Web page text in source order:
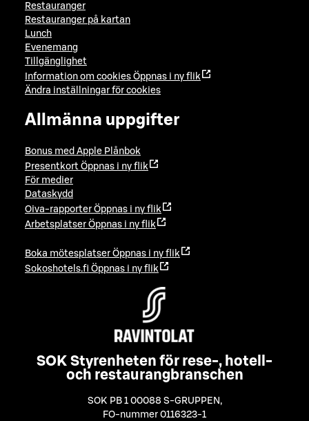
Restauranger
Restauranger på kartan
Lunch
Evenemang
Tillgänglighet
Information om cookies Öppnas i ny flik
Ändra inställningar för cookies
Allmänna uppgifter
Bonus med Apple Plånbok
Presentkort Öppnas i ny flik
För medier
Dataskydd
Oiva-rapporter Öppnas i ny flik
Arbetsplatser Öppnas i ny flik
Boka mötesplatser Öppnas i ny flik
Sokoshotels.fi Öppnas i ny flik
SOK Styrenheten för rese-, hotell-
och restaurangbranschen
SOK PB 1 00088 S-GRUPPEN ,
FO-nummer 0116323-1